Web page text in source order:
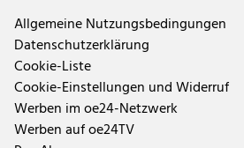
Allgemeine Nutzungsbedingungen
Datenschutzerklärung
Cookie-Liste
Cookie-Einstellungen und Widerruf
Werben im oe24-Netzwerk
Werben auf oe24TV